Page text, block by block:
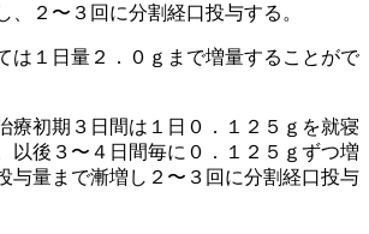
、２〜３回に分割経口投与する。
は１日量２．０ｇまで増量することがで
療初期３日間は１日０．１２５ｇを就寝
以後３〜４日間毎に０．１２５ｇずつ増
与量まで漸増し２〜３回に分割経口投与